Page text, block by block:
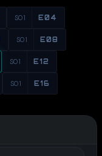
S01 E04
S01 E08
S01 E12
S01 E16